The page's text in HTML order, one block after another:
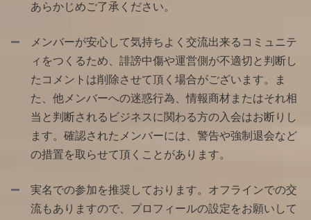
あらかじめご了承ください。
メンバーが安心して気持ちよく交流出来るコミュニテ
ィをつくるため、誹謗中傷や運営側が不適切と判断し
たコメントは削除させて頂く場合がございます。ま
た、他メンバーへの迷惑行為、情報商材またはそれ相
当と判断されるビジネスに関わる方の入会はお断りし
ます。確認されたメンバーには、警告や強制退会など
の措置を取らせて頂くことがあります。
実名での参加を推奨しております。オフラインでの交
流もありますので、プロフィールの設定をお願いして